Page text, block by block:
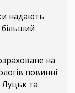
надають
більший
на
повинні
та